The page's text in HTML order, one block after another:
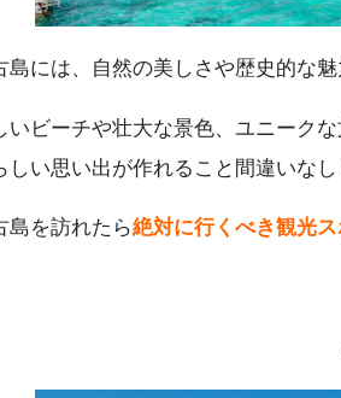
島には、自然の美しさや歴史的な
いビーチや壮大な景色、ユニーク
しい思い出が作れること間違いなし
島を訪れたら絶対に行くべき観光